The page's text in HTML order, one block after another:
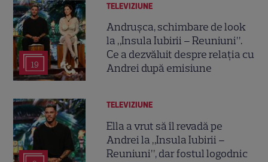
19
TELEVIZIUNE
Andrușca, schimbare de look
la „Insula Iubirii – Reuniuni”.
Ce a dezvăluit despre relația cu
Andrei după emisiune
TELEVIZIUNE
Ella a vrut să îl revadă pe
Andrei la „Insula Iubirii –
Reuniuni”, dar fostul logodnic